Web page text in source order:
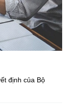
định của Bộ